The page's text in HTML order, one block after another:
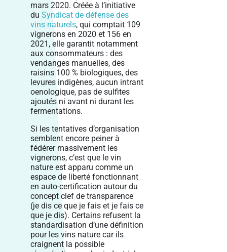
mars 2020. Créée à l’initiative
du Syndicat de défense des
vins naturels, qui comptait 109
vignerons en 2020 et 156 en
2021, elle garantit notamment
aux consommateurs : des
vendanges manuelles, des
raisins 100 % biologiques, des
levures indigènes, aucun intrant
oenologique, pas de sulfites
ajoutés ni avant ni durant les
fermentations.
Si les tentatives d’organisation
semblent encore peiner à
fédérer massivement les
vignerons, c’est que le vin
nature est apparu comme un
espace de liberté fonctionnant
en auto-certification autour du
concept clef de transparence
(je dis ce que je fais et je fais ce
que je dis). Certains refusent la
standardisation d’une définition
pour les vins nature car ils
craignent la possible